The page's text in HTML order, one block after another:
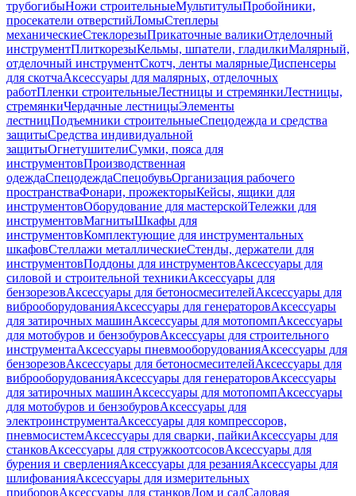
трубогибыНожи строительныеМультитулыПробойники,
просекатели отверстийЛомыСтеплеры
механическиеСтеклорезыПрикаточные валикиОтделочный
инструментПлиткорезыКельмы, шпатели, гладилкиМалярный,
отделочный инструментСкотч, ленты малярныеДиспенсеры
для скотчаАксессуары для малярных, отделочных
работПленки строительныеЛестницы и стремянкиЛестницы,
стремянкиЧердачные лестницыЭлементы
лестницПодъемники строительныеСпецодежда и средства
защитыСредства индивидуальной
защитыОгнетушителиСумки, пояса для
инструментовПроизводственная
одеждаСпецодеждаСпецобувьОрганизация рабочего
пространстваФонари, прожекторыКейсы, ящики для
инструментовОборудование для мастерскойТележки для
инструментовМагнитыШкафы для
инструментовКомплектующие для инструментальных
шкафовСтеллажи металлическиеСтенды, держатели для
инструментовПоддоны для инструментовАксессуары для
силовой и строительной техникиАксессуары для
бензорезовАксессуары для бетоносмесителейАксессуары для
виброоборудованияАксессуары для генераторовАксессуары
для затирочных машинАксессуары для мотопомпАксессуары
для мотобуров и бензобуровАксессуары для строительного
инструментаАксессуары пневмооборудованияАксессуары для
бензорезовАксессуары для бетоносмесителейАксессуары для
виброоборудованияАксессуары для генераторовАксессуары
для затирочных машинАксессуары для мотопомпАксессуары
для мотобуров и бензобуровАксессуары для
электроинструментаАксессуары для компрессоров,
пневмосистемАксессуары для сварки, пайкиАксессуары для
станковАксессуары для стружкоотсосовАксессуары для
бурения и сверленияАксессуары для резанияАксессуары для
шлифованияАксессуары для измерительных
приборовАксессуары для станковДом и садСадовая